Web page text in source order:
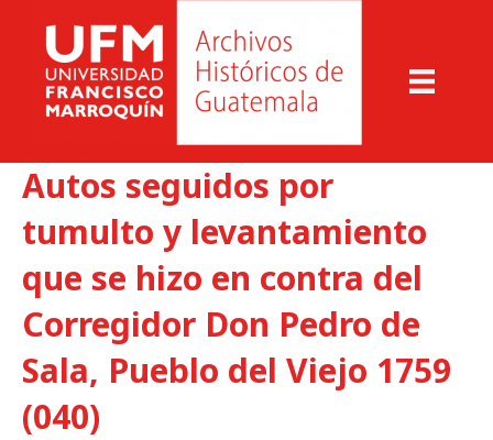
Autos seguidos por
tumulto y levantamiento
que se hizo en contra del
Corregidor Don Pedro de
Sala, Pueblo del Viejo 1759
(040)